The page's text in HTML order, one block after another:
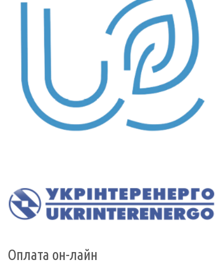
Оплата он-лайн